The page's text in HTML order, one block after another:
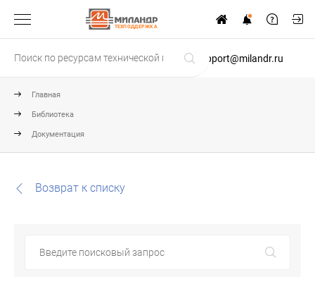
ТЕХПОДДЕРЖКА
support@milandr.ru
Главная
Библиотека
Документация
Возврат к списку